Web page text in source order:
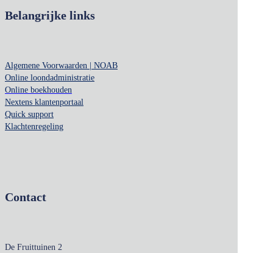
Belangrijke links
Algemene Voorwaarden | NOAB
Online loondadministratie
Online boekhouden
Nextens klantenportaal
Quick support
Klachtenregeling
Contact
De Fruittuinen 2